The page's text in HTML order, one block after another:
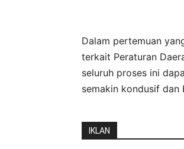
Dalam pertemuan
terkait Peraturan
seluruh proses ini
semakin kondusif dan
IKLAN